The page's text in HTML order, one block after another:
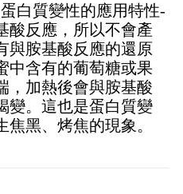
白質變性的應用特性-
酸反應，所以不會產
與胺基酸反應的還原
中含有的葡萄糖或果
，加熱後會與胺基酸
變。這也是蛋白質變
黑、烤焦的現象。